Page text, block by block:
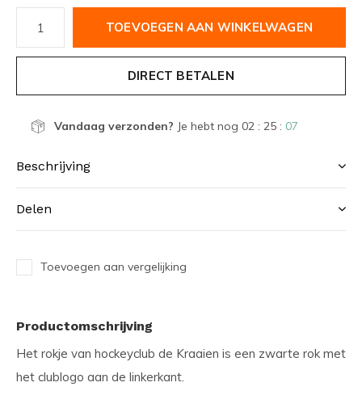
TOEVOEGEN AAN WINKELWAGEN
DIRECT BETALEN
Vandaag verzonden? Je hebt nog 02 : 25 : 07
Beschrijving
Delen
Toevoegen aan vergelijking
Productomschrijving
Het rokje van hockeyclub de Kraaien is een zwarte rok met
het clublogo aan de linkerkant.